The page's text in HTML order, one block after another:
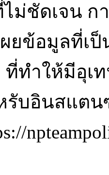
ม่ชัดเจน ก
ผยข้อมูลที่
ที่ทำให้มีอุเ
รับอินสแตน